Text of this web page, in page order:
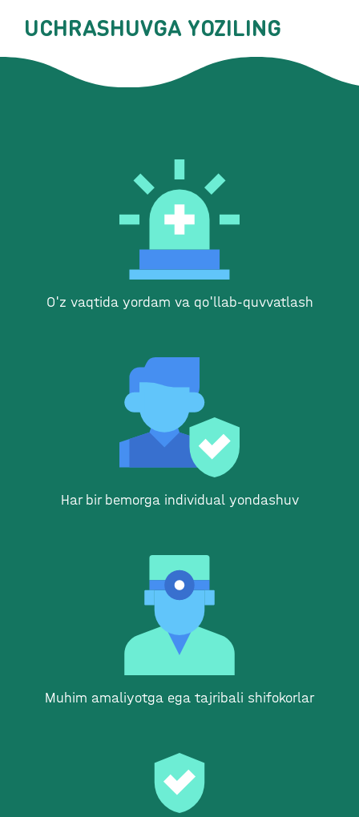
UCHRASHUVGA YOZILING
O'z vaqtida yordam va qo'llab-quvvatlash
Har bir bemorga individual yondashuv
Muhim amaliyotga ega tajribali shifokorlar